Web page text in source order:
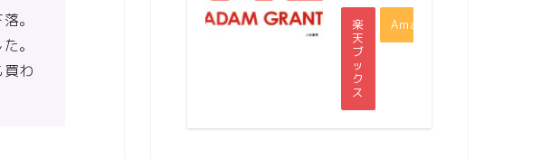
。
。
わ
楽
天
ブ
ッ
ク
ス
Amazon